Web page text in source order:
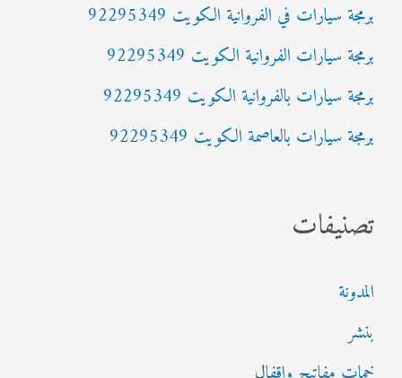
ن
:
برمجة سيارات في الفروانية الكويت 92295349
برمجة سيارات الفروانية الكويت 92295349
برمجة سيارات بالفروانية الكويت 92295349
برمجة سيارات بالعاصمة الكويت 92295349
تصنيفات
المدونة
بنشر